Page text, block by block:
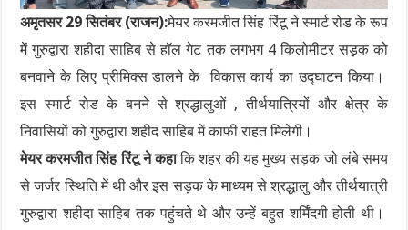
अमृतसर 29 सितंबर (राजन):मेयर करमजीत सिंह रिंटू ने स्मार्ट रोड के रूप
में गुरुद्वारा शहीदा साहिब से हॉल गेट तक लगभग 4 किलोमीटर सड़क को
बनवाने के लिए प्रीमिक्स डालने के विकास कार्य का उद्घाटन किया।
इस स्मार्ट रोड के बनने से श्रद्धालुओं , तीर्थयात्रियों और क्षेत्र के
निवासियों को गुरुद्वारा शहीद साहिब में काफी राहत मिलेगी।
मेयर करमजीत सिंह रिंटू ने कहाकि शहर की यह मुख्य सड़क जो लंबे समय
से जर्जर स्थिति में थी और इस सड़क के माध्यम से श्रद्धालु और तीर्थयात्री
गुरुद्वारा शहीदा साहिब तक पहुंचते थे और उन्हें बहुत शर्मिंदगी होती थी।